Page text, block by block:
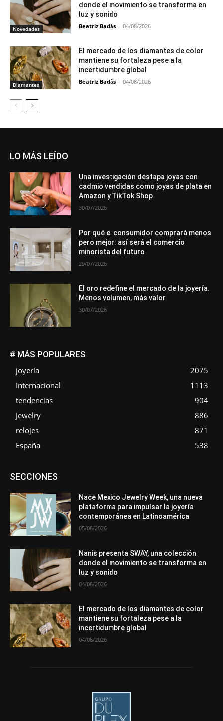
Novedades
donde el movimiento se transforma en
luz y sonido
Beatriz Badás - 04/08/2026
Diamantes
El mercado de los diamantes de color
mantiene su fortaleza pese a la
incertidumbre global
Beatriz Badás - 04/08/2026
LO MÁS LEÍDO
Una investigación destapa joyas con
cadmio vendidas como joyas de plata en
Amazon y TikTok Shop
30/07/2026
Por qué el consumidor comprará menos
pero mejor: así será el comercio
minorista del futuro
29/07/2026
El oro redefine el mercado de la joyería.
Menos volumen, más valor
30/07/2026
# MÁS POPULARES
joyería
2075
Internacional
1113
tendencias
904
Jewelry
886
relojes
871
España
538
SECCIONESAsociaciones
Entrevistas
Mundo Técnico
Novedades Opiniones
Perspectiva
Premios
Secciones Sin categoría
Sucesos
Más
Nace Mexico Jewelry Week, una nueva
plataforma para impulsar la joyería
contemporánea en Latinoamérica
05/08/2026
Nanis presenta SWAY, una colección
donde el movimiento se transforma en
luz y sonido
04/08/2026
El mercado de los diamantes de color
mantiene su fortaleza pese a la
incertidumbre global
04/08/2026